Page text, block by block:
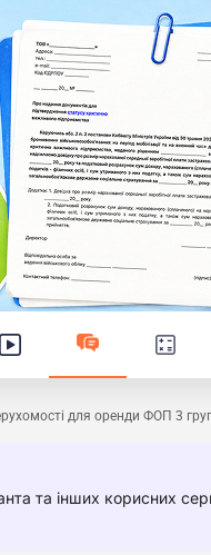
для оренди ФОП 3
та інших корисних